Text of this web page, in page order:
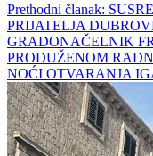
Prethodni članak:
PRIJATELJA
GRADONAČELNIK
PRODUŽENOM
NOĆI OTVARANJA